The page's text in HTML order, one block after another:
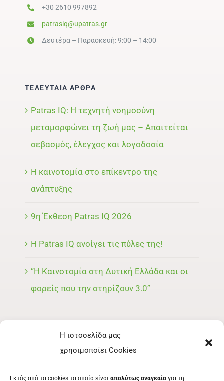
Η ιστοσελίδα μας
χρησιμοποίει Cookies
Εκτός από τα cookies τα οποία είναι απολύτως αναγκαία για τη
+30 2610 997892
patrasiq@upatras.gr
Δευτέρα – Παρασκευή: 9:00 – 14:00
ΤΕΛΕΥΤΑΙΑ ΑΡΘΡΑ
Patras IQ: Η τεχνητή νοημοσύνη
μεταμορφώνει τη ζωή μας – Απαιτείται
σεβασμός, έλεγχος και λογοδοσία
Η καινοτομία στο επίκεντρο της
ανάπτυξης
9η Έκθεση Patras IQ 2026
Η Patras IQ ανοίγει τις πύλες της!
“Η Καινοτομία στη Δυτική Ελλάδα και οι
φορείς που την στηρίζουν 3.0”
ΕΘΕΛΟΝΤΉΣ